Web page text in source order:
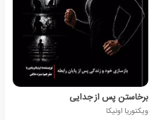
برخاستن پس از جدایی
ویکتوریا اونیکا